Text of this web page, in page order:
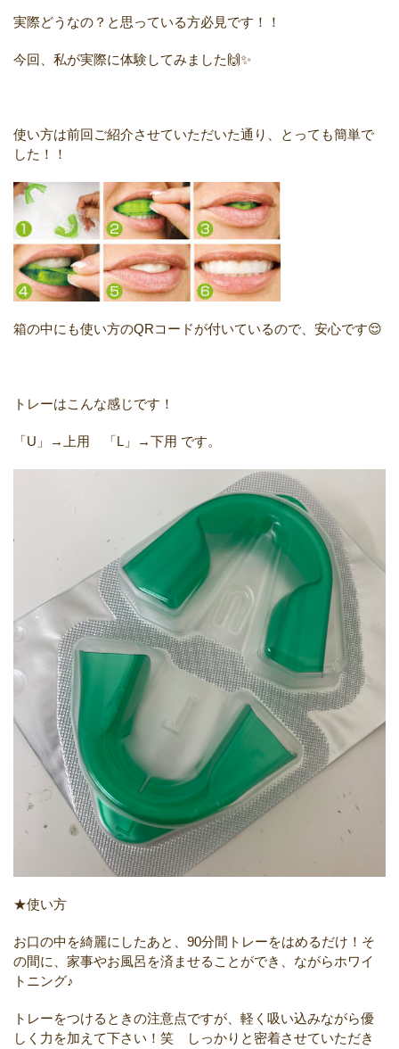
実際どうなの？と思っている方必見です！！
今回、私が実際に体験してみました🙌✨
使い方は前回ご紹介させていただいた通り、とっても簡単で
した！！
箱の中にも使い方のQRコードが付いているので、安心です😌
トレーはこんな感じです！
「U」→上用 「L」→下用 です。
★使い方
お口の中を綺麗にしたあと、90分間トレーをはめるだけ！そ
の間に、家事やお風呂を済ませることができ、ながらホワイ
トニング♪
トレーをつけるときの注意点ですが、軽く吸い込みながら優
しく力を加えて下さい！笑 しっかりと密着させていただき